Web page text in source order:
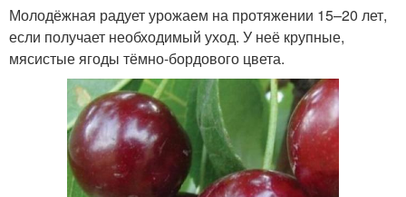
Молодёжная радует урожаем на протяжении 15–20 лет,
если получает необходимый уход. У неё крупные,
мясистые ягоды тёмно-бордового цвета.